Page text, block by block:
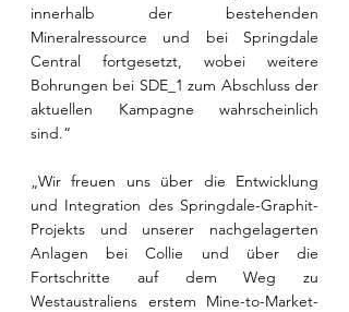
innerhalb der bestehenden
Mineralressource und bei Springdale
Central fortgesetzt, wobei weitere
Bohrungen bei SDE_1 zum Abschluss der
aktuellen Kampagne wahrscheinlich
sind.“
„Wir freuen uns über die Entwicklung
und Integration des Springdale-Graphit-
Projekts und unserer nachgelagerten
Anlagen bei Collie und über die
Fortschritte auf dem Weg zu
Westaustraliens erstem Mine-to-Market-